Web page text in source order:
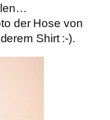
der Hose von
Shirt :-).